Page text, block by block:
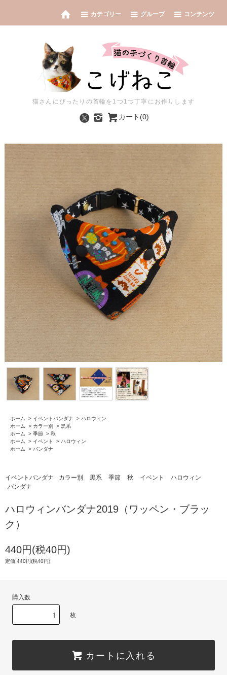
カテゴリー グループ コンテンツ
猫さんにぴったりの首輪を1つ1つ丁寧にお作りします
カート(0)
ホーム > イベントバンダナ > ハロウィン
ホーム
> カラー別 > 黒系
ホーム
> 季節 > 秋
ホーム
> イベント > ハロウィン
ホーム
> バンダナ
イベントバンダナ カラー別 黒系 季節 秋 イベント
ハロウィン
バンダナ
ハロウィンバンダナ2019（ワッペン・ブラッ
ク）
440円(税40円)
定価 440円(税40円)
購入数
枚
カートに入れる